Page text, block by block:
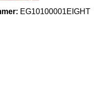
EG10100001EIGHT